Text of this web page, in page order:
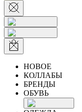
НОВОЕ
КОЛЛАБЫ
БРЕНДЫ
ОБУВЬ